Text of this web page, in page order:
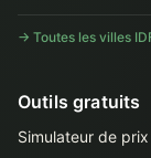
→ Toutes les villes
Outils gratuits
Simulateur de prix